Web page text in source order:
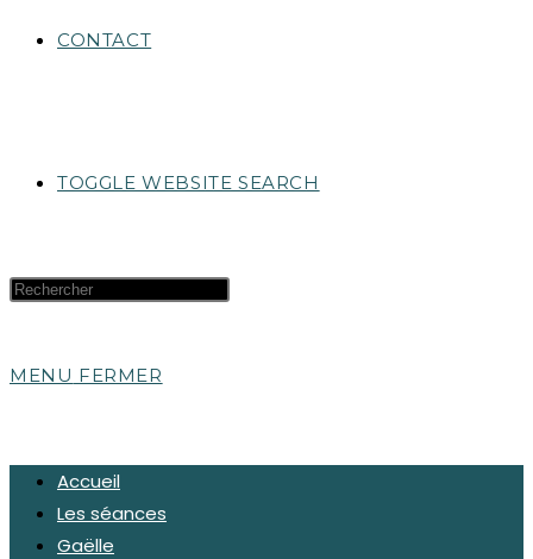
CONTACT
TOGGLE WEBSITE SEARCH
MENU FERMER
Accueil
Les séances
Gaëlle